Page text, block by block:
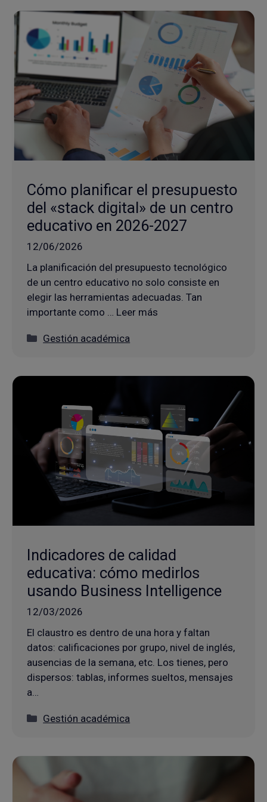
Cómo planificar el presupuesto
del «stack digital» de un centro
educativo en 2026-2027
12/06/2026
La planificación del presupuesto tecnológico
de un centro educativo no solo consiste en
elegir las herramientas adecuadas. Tan
importante como … Leer más
Categorías
Gestión académica
Indicadores de calidad
educativa: cómo medirlos
usando Business Intelligence
12/03/2026
El claustro es dentro de una hora y faltan
datos: calificaciones por grupo, nivel de inglés,
ausencias de la semana, etc. Los tienes, pero
dispersos: tablas, informes sueltos, mensajes
a…
Categorías
Gestión académica